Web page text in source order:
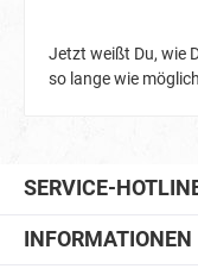
Jetzt weißt Du, wie
so lange wie
SERVICE-
INFORMATIONEN